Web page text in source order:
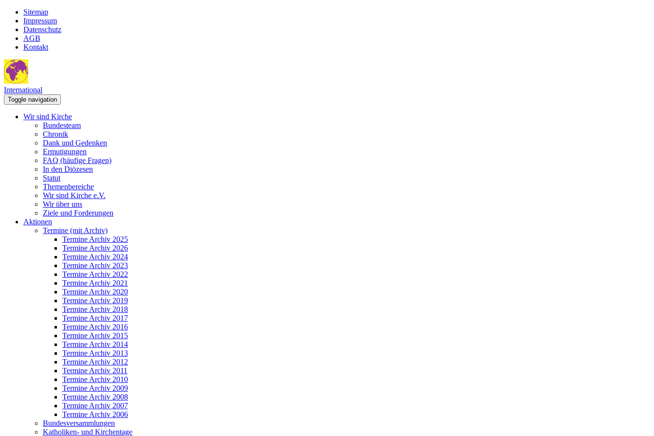
Sitemap
Impressum
Datenschutz
AGB
Kontakt
International
Toggle navigation
Wir sind Kirche
Bundesteam
Chronik
Dank und Gedenken
Ermutigungen
FAQ (häufige Fragen)
In den Diözesen
Statut
Themenbereiche
Wir sind Kirche e.V.
Wir über uns
Ziele und Forderungen
Aktionen
Termine (mit Archiv)
Termine Archiv 2025
Termine Archiv 2026
Termine Archiv 2024
Termine Archiv 2023
Termine Archiv 2022
Termine Archiv 2021
Termine Archiv 2020
Termine Archiv 2019
Termine Archiv 2018
Termine Archiv 2017
Termine Archiv 2016
Termine Archiv 2015
Termine Archiv 2014
Termine Archiv 2013
Termine Archiv 2012
Termine Archiv 2011
Termine Archiv 2010
Termine Archiv 2009
Termine Archiv 2008
Termine Archiv 2007
Termine Archiv 2006
Bundesversammlungen
Katholiken- und Kirchentage